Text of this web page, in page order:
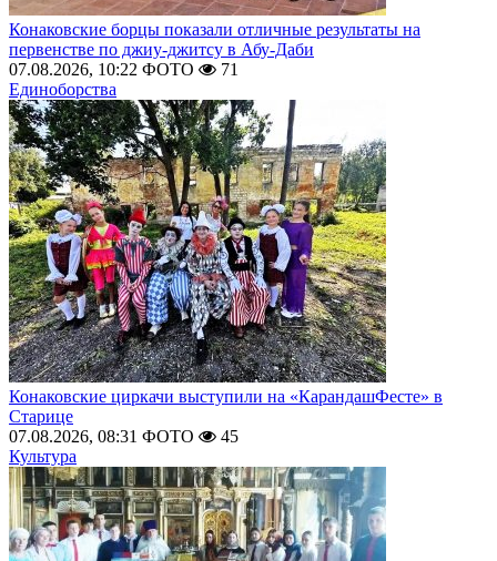
Конаковские борцы показали отличные результаты на
первенстве по джиу-джитсу в Абу-Даби
07.08.2026, 10:22 ФОТО
71
Единоборства
Конаковские циркачи выступили на «КарандашФесте» в
Старице
07.08.2026, 08:31 ФОТО
45
Культура